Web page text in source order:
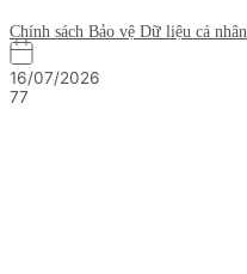
Chính sách Bảo vệ Dữ liệu cá nhân
16/07/2026
77